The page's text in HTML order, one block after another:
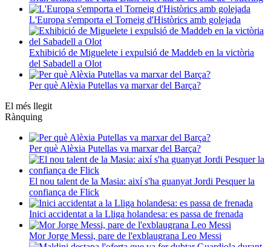
L'Europa s'emporta el Torneig d'Històrics amb golejada
Exhibició de Miguelete i expulsió de Maddeb en la victòria
del Sabadell a Olot
Per què Alèxia Putellas va marxar del Barça?
El més llegit
Rànquing
Per què Alèxia Putellas va marxar del Barça?
El nou talent de la Masia: així s'ha guanyat Jordi Pesquer la
confiança de Flick
Inici accidentat a la Lliga holandesa: es passa de frenada
Mor Jorge Messi, pare de l'exblaugrana Leo Messi